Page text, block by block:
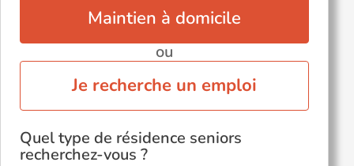
Maintien à domicile
ou
Je recherche un emploi
Quel type de résidence seniors
recherchez-vous ?